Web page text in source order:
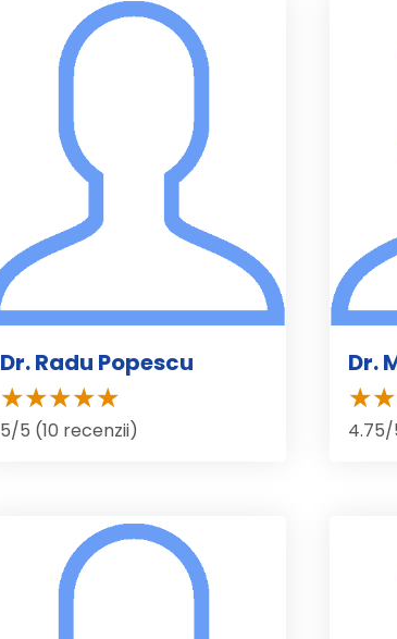
Dr. Radu Popescu
5/5 (10 recenzii)
Dr.